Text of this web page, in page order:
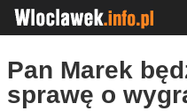
Pan Marek
sprawę o